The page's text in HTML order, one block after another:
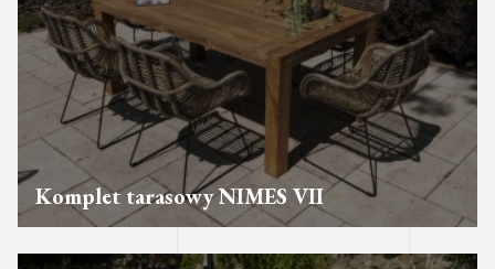
Komplet tarasowy NIMES VII